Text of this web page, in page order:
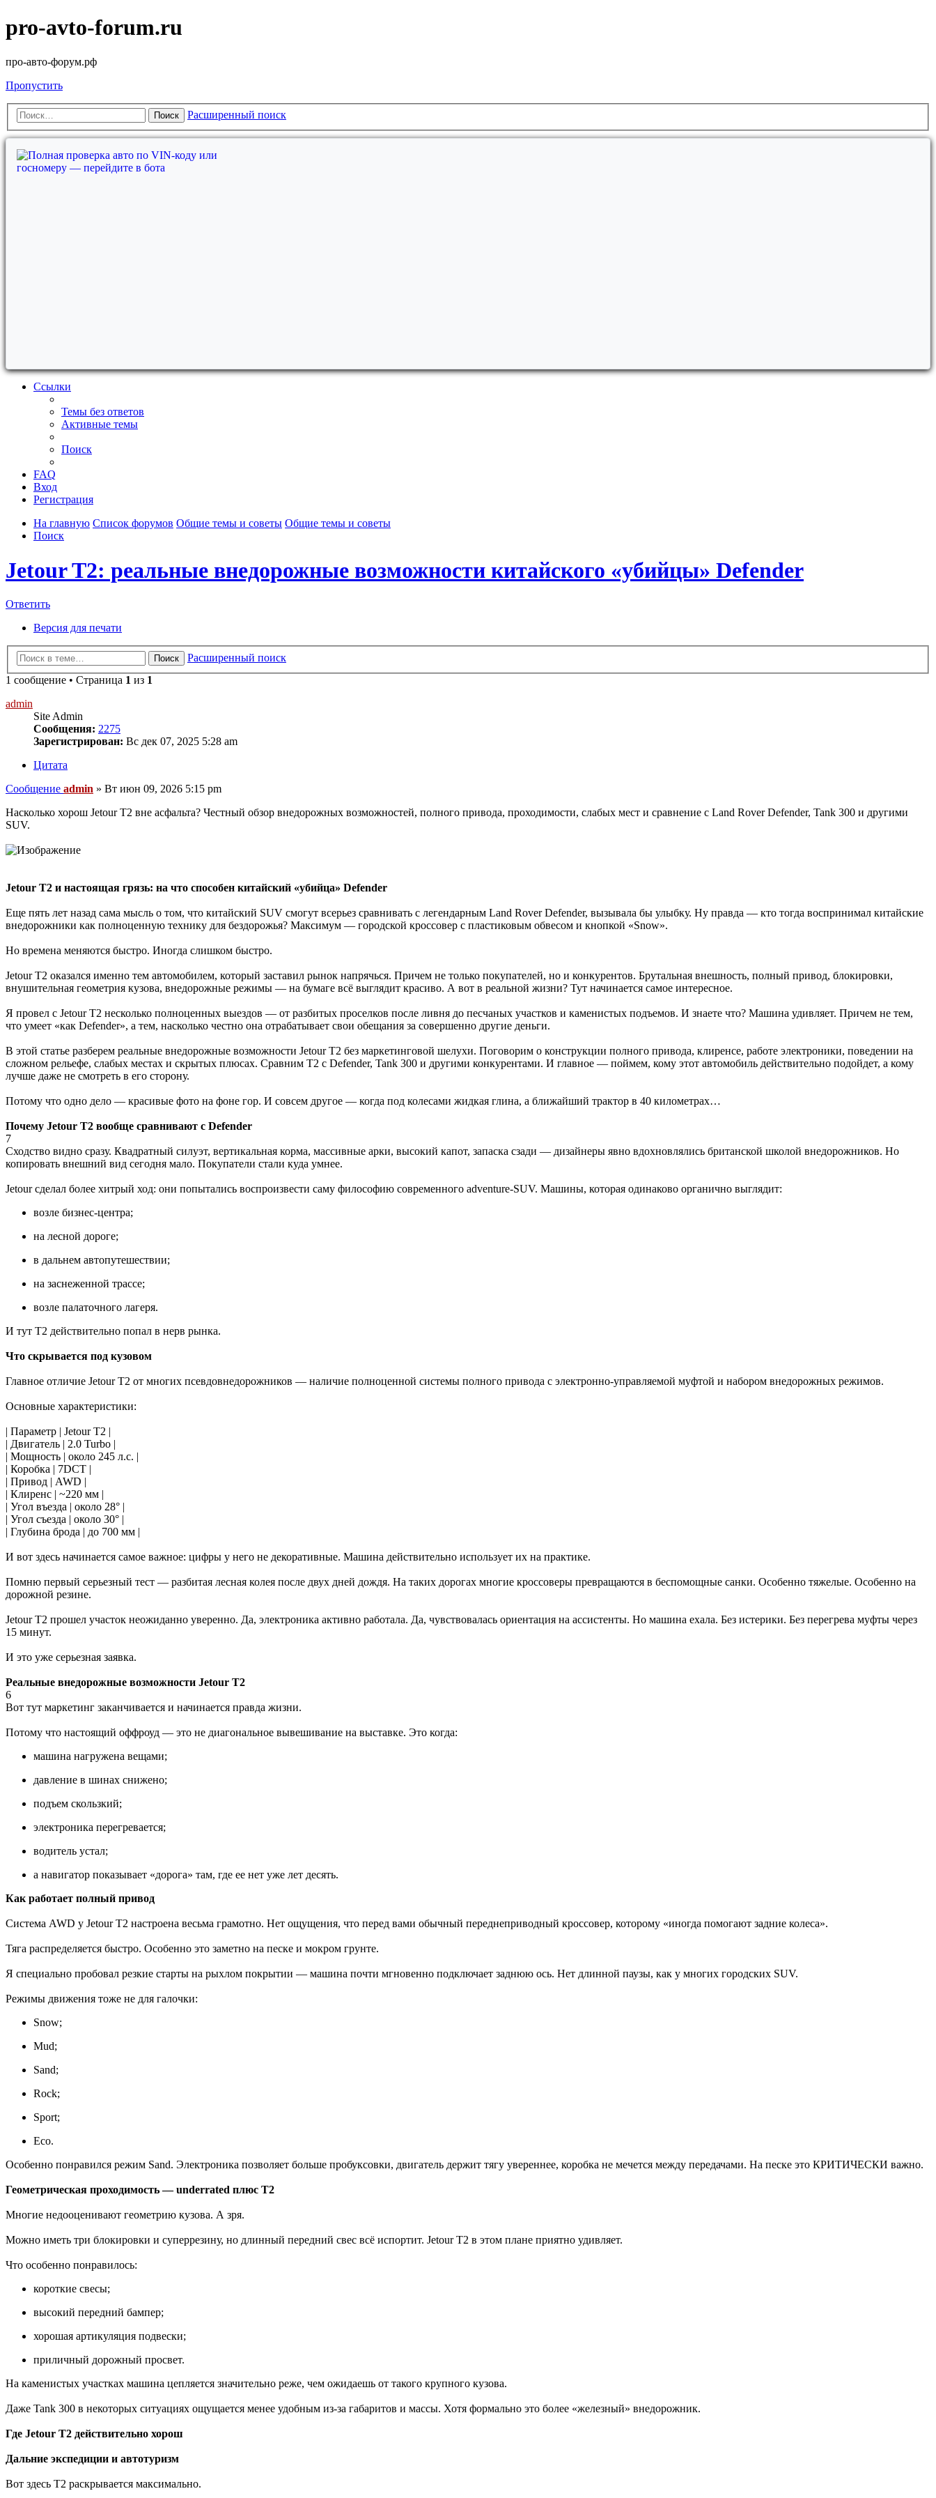
pro-avto-forum.ru
про-авто-форум.рф
Пропустить
Поиск Расширенный поиск
Ссылки
Темы без ответов
Активные темы
Поиск
FAQ
Вход
Регистрация
На главную Список форумов Общие темы и советы Общие темы и советы
Поиск
Jetour T2: реальные внедорожные возможности китайского «убийцы» Defender
Ответить
Версия для печати
Поиск
Расширенный поиск
1 сообщение • Страница 1 из 1
admin
Site Admin
Сообщения: 2275
Зарегистрирован: Вс дек 07, 2025 5:28 am
Цитата
Сообщение admin » Вт июн 09, 2026 5:15 pm
Насколько хорош Jetour T2 вне асфальта? Честный обзор внедорожных возможностей, полного привода, проходимости, слабых мест и сравнение с Land Rover Defender, Tank 300 и другими
SUV.
Jetour T2 и настоящая грязь: на что способен китайский «убийца» Defender
Еще пять лет назад сама мысль о том, что китайский SUV смогут всерьез сравнивать с легендарным Land Rover Defender, вызывала бы улыбку. Ну правда — кто тогда воспринимал китайские
внедорожники как полноценную технику для бездорожья? Максимум — городской кроссовер с пластиковым обвесом и кнопкой «Snow».
Но времена меняются быстро. Иногда слишком быстро.
Jetour T2 оказался именно тем автомобилем, который заставил рынок напрячься. Причем не только покупателей, но и конкурентов. Брутальная внешность, полный привод, блокировки,
внушительная геометрия кузова, внедорожные режимы — на бумаге всё выглядит красиво. А вот в реальной жизни? Тут начинается самое интересное.
Я провел с Jetour T2 несколько полноценных выездов — от разбитых проселков после ливня до песчаных участков и каменистых подъемов. И знаете что? Машина удивляет. Причем не тем,
что умеет «как Defender», а тем, насколько честно она отрабатывает свои обещания за совершенно другие деньги.
В этой статье разберем реальные внедорожные возможности Jetour T2 без маркетинговой шелухи. Поговорим о конструкции полного привода, клиренсе, работе электроники, поведении на
сложном рельефе, слабых местах и скрытых плюсах. Сравним T2 с Defender, Tank 300 и другими конкурентами. И главное — поймем, кому этот автомобиль действительно подойдет, а кому
лучше даже не смотреть в его сторону.
Потому что одно дело — красивые фото на фоне гор. И совсем другое — когда под колесами жидкая глина, а ближайший трактор в 40 километрах…
Почему Jetour T2 вообще сравнивают с Defender
7
Сходство видно сразу. Квадратный силуэт, вертикальная корма, массивные арки, высокий капот, запаска сзади — дизайнеры явно вдохновлялись британской школой внедорожников. Но
копировать внешний вид сегодня мало. Покупатели стали куда умнее.
Jetour сделал более хитрый ход: они попытались воспроизвести саму философию современного adventure-SUV. Машины, которая одинаково органично выглядит:
возле бизнес-центра;
на лесной дороге;
в дальнем автопутешествии;
на заснеженной трассе;
возле палаточного лагеря.
И тут T2 действительно попал в нерв рынка.
Что скрывается под кузовом
Главное отличие Jetour T2 от многих псевдовнедорожников — наличие полноценной системы полного привода с электронно-управляемой муфтой и набором внедорожных режимов.
Основные характеристики:
| Параметр | Jetour T2 |
| Двигатель | 2.0 Turbo |
| Мощность | около 245 л.с. |
| Коробка | 7DCT |
| Привод | AWD |
| Клиренс | ~220 мм |
| Угол въезда | около 28° |
| Угол съезда | около 30° |
| Глубина брода | до 700 мм |
И вот здесь начинается самое важное: цифры у него не декоративные. Машина действительно использует их на практике.
Помню первый серьезный тест — разбитая лесная колея после двух дней дождя. На таких дорогах многие кроссоверы превращаются в беспомощные санки. Особенно тяжелые. Особенно на
дорожной резине.
Jetour T2 прошел участок неожиданно уверенно. Да, электроника активно работала. Да, чувствовалась ориентация на ассистенты. Но машина ехала. Без истерики. Без перегрева муфты через
15 минут.
И это уже серьезная заявка.
Реальные внедорожные возможности Jetour T2
6
Вот тут маркетинг заканчивается и начинается правда жизни.
Потому что настоящий оффроуд — это не диагональное вывешивание на выставке. Это когда:
машина нагружена вещами;
давление в шинах снижено;
подъем скользкий;
электроника перегревается;
водитель устал;
а навигатор показывает «дорога» там, где ее нет уже лет десять.
Как работает полный привод
Система AWD у Jetour T2 настроена весьма грамотно. Нет ощущения, что перед вами обычный переднеприводный кроссовер, которому «иногда помогают задние колеса».
Тяга распределяется быстро. Особенно это заметно на песке и мокром грунте.
Я специально пробовал резкие старты на рыхлом покрытии — машина почти мгновенно подключает заднюю ось. Нет длинной паузы, как у многих городских SUV.
Режимы движения тоже не для галочки:
Snow;
Mud;
Sand;
Rock;
Sport;
Eco.
Особенно понравился режим Sand. Электроника позволяет больше пробуксовки, двигатель держит тягу увереннее, коробка не мечется между передачами. На песке это КРИТИЧЕСКИ важно.
Геометрическая проходимость — underrated плюс T2
Многие недооценивают геометрию кузова. А зря.
Можно иметь три блокировки и суперрезину, но длинный передний свес всё испортит. Jetour T2 в этом плане приятно удивляет.
Что особенно понравилось:
короткие свесы;
высокий передний бампер;
хорошая артикуляция подвески;
приличный дорожный просвет.
На каменистых участках машина цепляется значительно реже, чем ожидаешь от такого крупного кузова.
Даже Tank 300 в некоторых ситуациях ощущается менее удобным из-за габаритов и массы. Хотя формально это более «железный» внедорожник.
Где Jetour T2 действительно хорош
Дальние экспедиции и автотуризм
Вот здесь T2 раскрывается максимально.